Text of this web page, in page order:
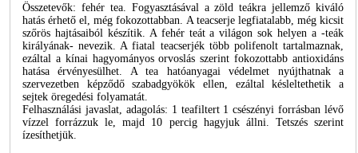
Összetevők: fehér tea. Fogyasztásával a zöld teákra jellemző kiváló
hatás érhető el, még fokozottabban. A teacserje legfiatalabb, még kicsit
szőrös hajtásaiból készítik. A fehér teát a világon sok helyen a -teák
királyának- nevezik. A fiatal teacserjék több polifenolt tartalmaznak,
ezáltal a kínai hagyományos orvoslás szerint fokozottabb antioxidáns
hatása érvényesülhet. A tea hatóanyagai védelmet nyújthatnak a
szervezetben képződő szabadgyökök ellen, ezáltal késleltethetik a
sejtek öregedési folyamatát.
Felhasználási javaslat, adagolás: 1 teafiltert 1 csészényi forrásban lévő
vízzel forrázzuk le, majd 10 percig hagyjuk állni. Tetszés szerint
ízesíthetjük.